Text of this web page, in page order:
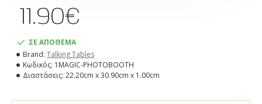
ΣΕ ΑΠΟΘΕΜΑ
Brand: Talking Tables
Κωδικός: 1MAGIC-PHOTOBOOTH
Διαστάσεις: 22.20cm x 30.90cm x 1.00cm
11.90€